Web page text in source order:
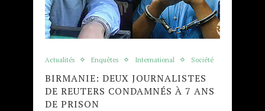
Actualités Enquêtes International Société
BIRMANIE: DEUX JOURNALISTES
DE REUTERS CONDAMNÉS À 7 ANS
DE PRISON